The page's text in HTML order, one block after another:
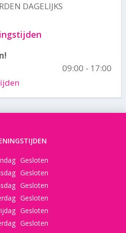
DAGELIJKS
09:00 - 17:00
Gesloten
Gesloten
Gesloten
Gesloten
Gesloten
Gesloten